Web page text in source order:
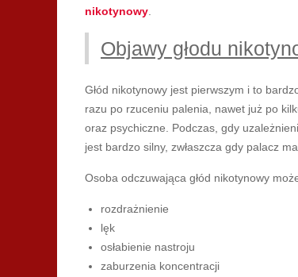
nikotynowy
Objawy głodu
Głód nikotynowy jest pierwszym i to
razu po rzuceniu palenia, nawet już po
oraz psychiczne. Podczas, gdy
jest bardzo silny, zwłaszcza gdy palacz
Osoba odczuwająca głód nikotynowy
rozdrażnienie
lęk
osłabienie nastroju
zaburzenia koncentracji